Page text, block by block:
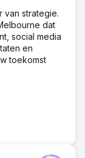
van strategie.
dat
social media
en
toekomst